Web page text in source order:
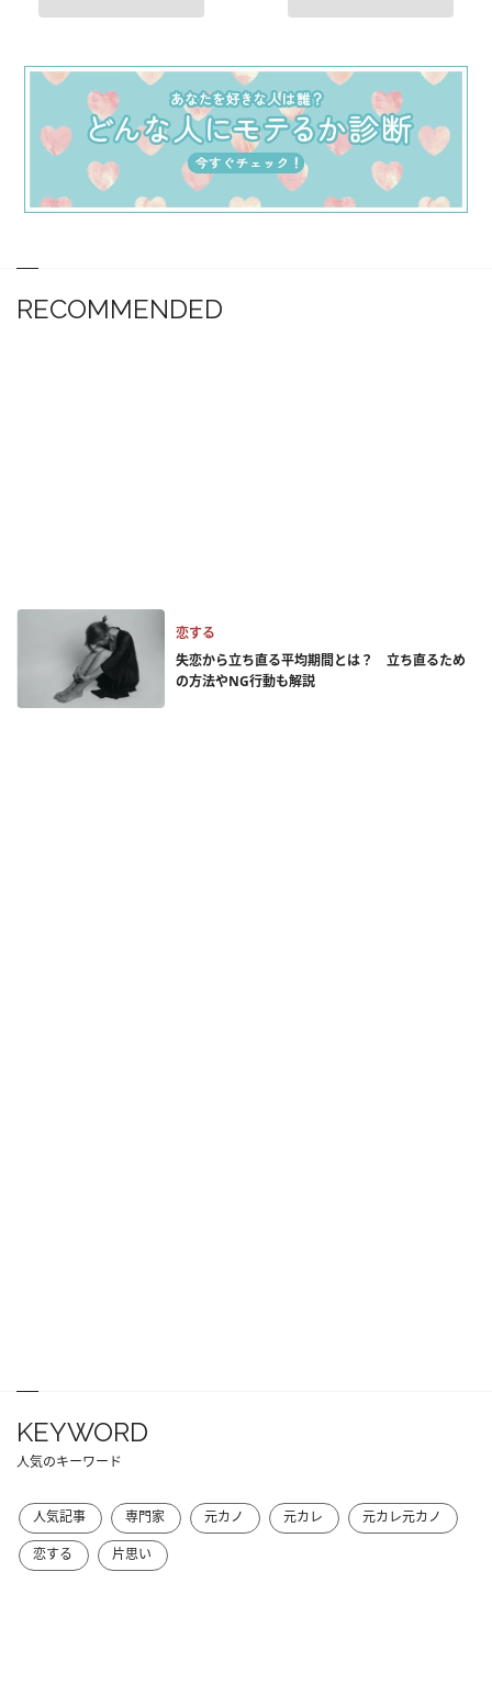
RECOMMENDED
恋する
失恋から立ち直る平均期間とは？ 立ち直るため
の方法やNG行動も解説
KEYWORD
人気のキーワード
人気記事 専門家 元カノ 元カレ
元カレ元カノ
恋する
片思い